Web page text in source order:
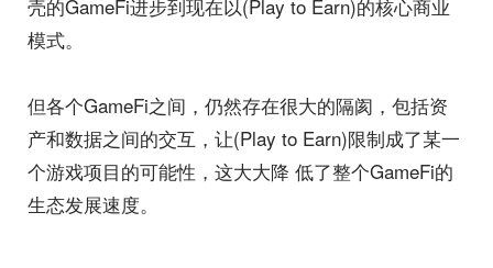
壳的GameFi进步到现在以(Play to Earn)的核心商业
模式。
但各个GameFi之间，仍然存在很大的隔阂，包括资
产和数据之间的交互，让(Play to Earn)限制成了某一
个游戏项目的可能性，这大大降 低了整个GameFi的
生态发展速度。